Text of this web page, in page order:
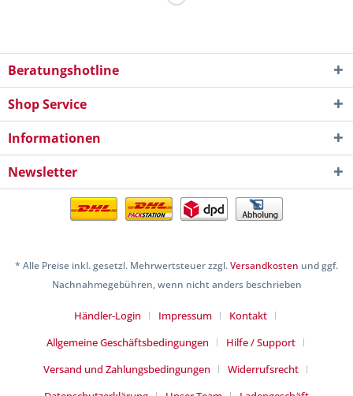
Beratungshotline
Shop Service
Informationen
Newsletter
* Alle Preise inkl. gesetzl. Mehrwertsteuer zzgl.Versandkosten und ggf.
Nachnahmegebühren, wenn nicht anders beschrieben
Händler-Login Impressum
Kontakt
Allgemeine Geschäftsbedingungen
Hilfe / Support
Versand und Zahlungsbedingungen
Widerrufsrecht